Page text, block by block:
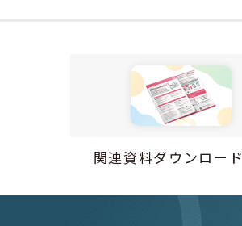
関連資料ダウンロード